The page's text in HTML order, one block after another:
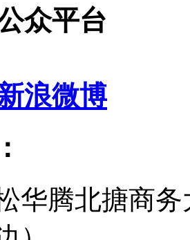
众平台
浪微博
华腾北搪商